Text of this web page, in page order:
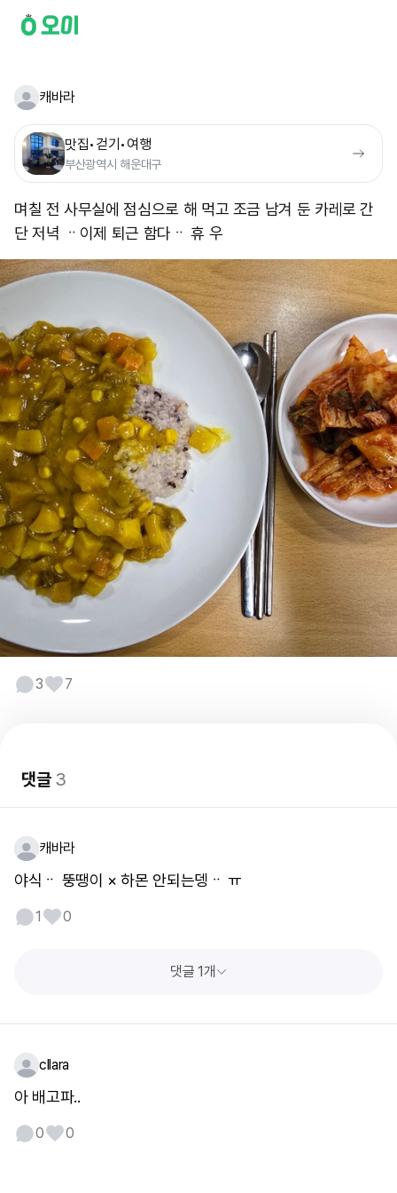
캐바라
맛집•걷기•여행
부산광역시 해운대구
며칠 전 사무실에 점심으로 해 먹고 조금 남겨 둔 카레로 간
단 저녁 ᆢ ​이제 퇴근 함다ᆢ 휴 우
3 7
댓글3
캐바라
야식ᆢ 뚱땡이 × 하몬 안되는뎅ᆢ ㅠ
1 0
댓글 1개
cllara
아 배고파..
0 0